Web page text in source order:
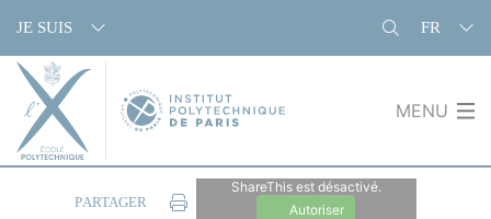
JE SUIS FR
MENU
PARTAGER
ShareThis est désactivé.
Autoriser